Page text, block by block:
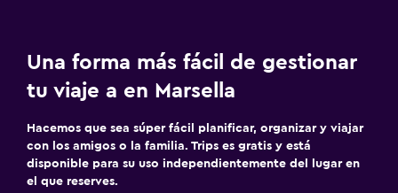
Una forma más fácil de gestionar
tu viaje a en Marsella
Hacemos que sea súper fácil planificar, organizar y viajar
con los amigos o la familia. Trips es gratis y está
disponible para su uso independientemente del lugar en
el que reserves.